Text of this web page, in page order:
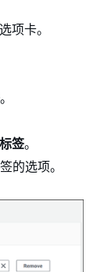
选项卡。
。
签。
的选项。